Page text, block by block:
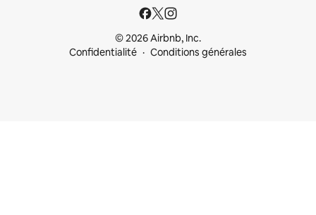
© 2026 Airbnb, Inc.
Confidentialité
Conditions générales